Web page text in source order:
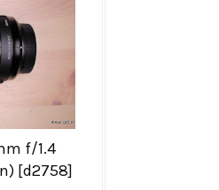
f/1.4
[d2758]